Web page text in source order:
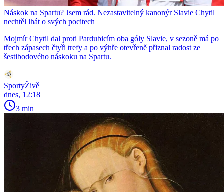
Náskok na Spartu? Jsem rád. Nezastavitelný kanonýr Slavie Chytil
nechtěl lhát o svých pocitech
Mojmír Chytil dal proti Pardubicím oba góly Slavie, v sezoně má po
třech zápasech čtyři trefy a po výhře otevřeně přiznal radost ze
šestibodového náskoku na Spartu.
SportyŽivě
dnes, 12:18
3 min